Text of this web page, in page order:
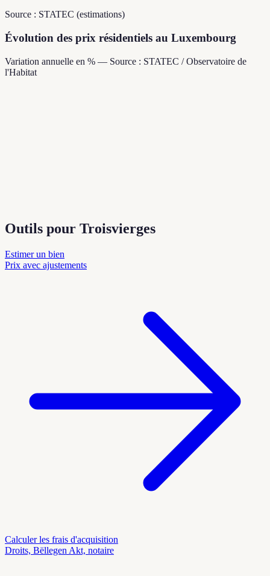
Source : STATEC (estimations)
Évolution des prix résidentiels au Luxembourg
Variation annuelle en % — Source : STATEC / Observatoire de
l'Habitat
Outils pour Troisvierges
Estimer un bien
Prix avec ajustements
Calculer les frais d'acquisition
Droits, Bëllegen Akt, notaire